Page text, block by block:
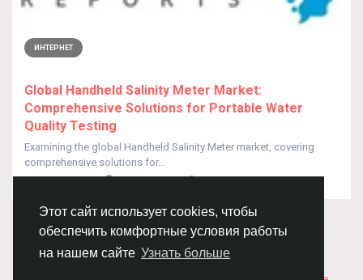
Этот сайт использует cookies, чтобы
обеспечить комфортные условия работы
на нашем сайте Узнать больше
ИНТЕРНЕТ
Global Handheld Salinity Meter Market:
Comprehensive Solutions for Portable Water
Quality Testing
Examining the global Handheld Salinity Meter market, covering
comprehensive solutions for...
ОтPrajval Piche 5 дней назад 0 7
© 2026 Chimba!
Русский